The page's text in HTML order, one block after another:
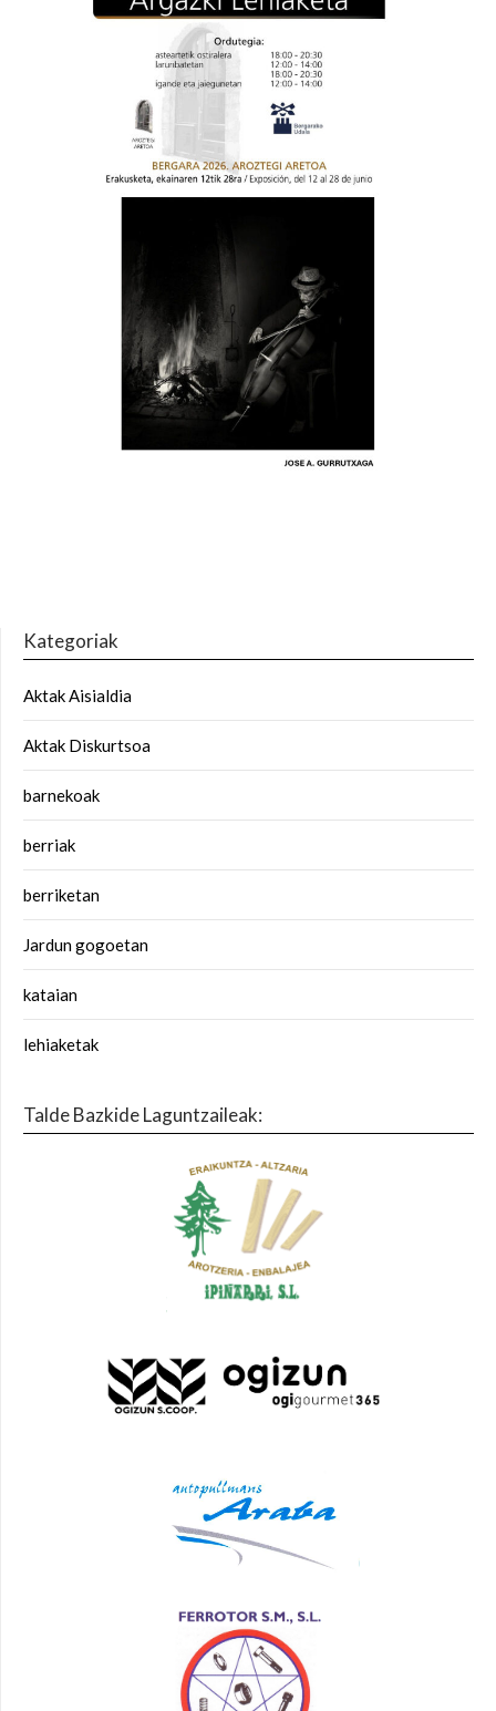
Kategoriak
Aktak Aisialdia
Aktak Diskurtsoa
barnekoak
berriak
berriketan
Jardun gogoetan
kataian
lehiaketak
Talde Bazkide Laguntzaileak: